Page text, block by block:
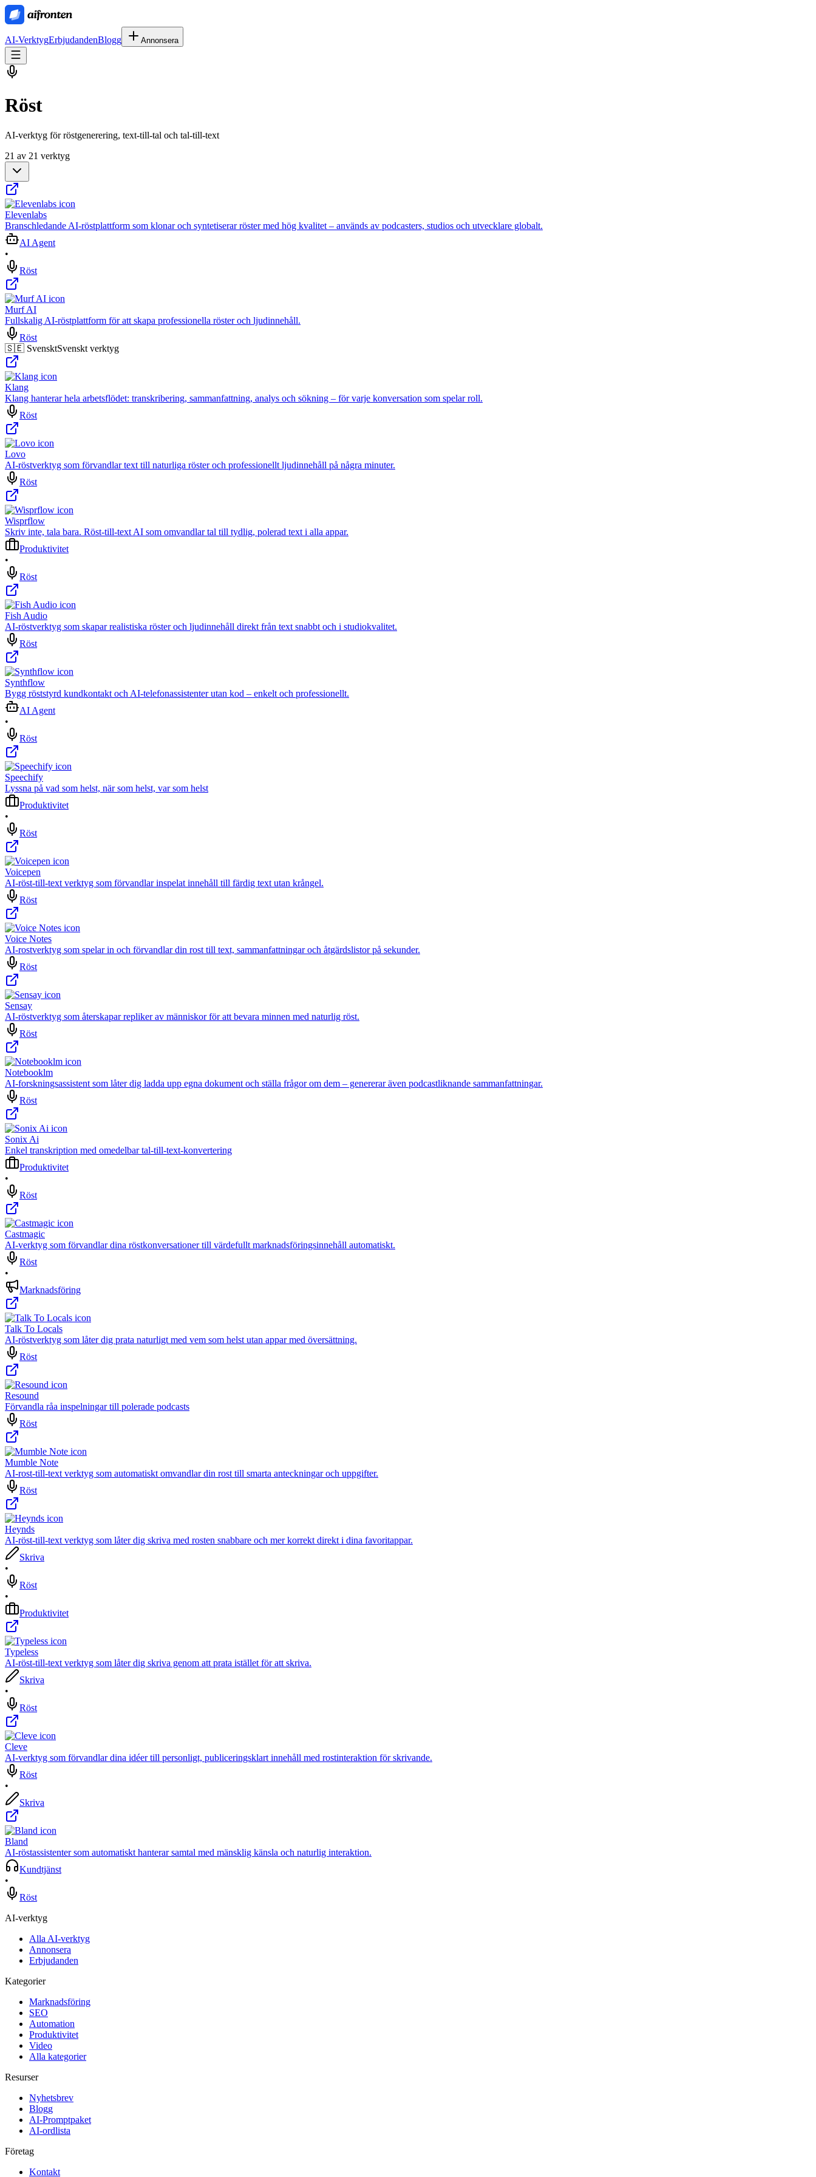
AI-VerktygErbjudandenBlogg Annonsera
Röst
AI-verktyg för röstgenerering, text-till-tal och tal-till-text
21 av 21 verktyg
Elevenlabs
Branschledande AI-röstplattform som klonar och syntetiserar röster med hög kvalitet – används av podcasters, studios och utvecklare globalt.
AI Agent
•
Röst
Murf AI
Fullskalig AI-röstplattform för att skapa professionella röster och ljudinnehåll.
Röst
🇸🇪 SvensktSvenskt verktyg
Klang
Klang hanterar hela arbetsflödet: transkribering, sammanfattning, analys och sökning – för varje konversation som spelar roll.
Röst
Lovo
AI-röstverktyg som förvandlar text till naturliga röster och professionellt ljudinnehåll på några minuter.
Röst
Wisprflow
Skriv inte, tala bara. Röst-till-text AI som omvandlar tal till tydlig, polerad text i alla appar.
Produktivitet
•
Röst
Fish Audio
AI-röstverktyg som skapar realistiska röster och ljudinnehåll direkt från text snabbt och i studiokvalitet.
Röst
Synthflow
Bygg röststyrd kundkontakt och AI-telefonassistenter utan kod – enkelt och professionellt.
AI Agent
•
Röst
Speechify
Lyssna på vad som helst, när som helst, var som helst
Produktivitet
•
Röst
Voicepen
AI-röst-till-text verktyg som förvandlar inspelat innehåll till färdig text utan krångel.
Röst
Voice Notes
AI-rostverktyg som spelar in och förvandlar din rost till text, sammanfattningar och åtgärdslistor på sekunder.
Röst
Sensay
AI-röstverktyg som återskapar repliker av människor för att bevara minnen med naturlig röst.
Röst
Notebooklm
AI-forskningsassistent som låter dig ladda upp egna dokument och ställa frågor om dem – genererar även podcastliknande sammanfattningar.
Röst
Sonix Ai
Enkel transkription med omedelbar tal-till-text-konvertering
Produktivitet
•
Röst
Castmagic
AI-verktyg som förvandlar dina röstkonversationer till värdefullt marknadsföringsinnehåll automatiskt.
Röst
•
Marknadsföring
Talk To Locals
AI-röstverktyg som låter dig prata naturligt med vem som helst utan appar med översättning.
Röst
Resound
Förvandla råa inspelningar till polerade podcasts
Röst
Mumble Note
AI-rost-till-text verktyg som automatiskt omvandlar din rost till smarta anteckningar och uppgifter.
Röst
Heynds
AI-röst-till-text verktyg som låter dig skriva med rosten snabbare och mer korrekt direkt i dina favoritappar.
Skriva
•
Röst
•
Produktivitet
Typeless
AI-röst-till-text verktyg som låter dig skriva genom att prata istället för att skriva.
Skriva
•
Röst
Cleve
AI-verktyg som förvandlar dina idéer till personligt, publiceringsklart innehåll med rostinteraktion för skrivande.
Röst
•
Skriva
Bland
AI-röstassistenter som automatiskt hanterar samtal med mänsklig känsla och naturlig interaktion.
Kundtjänst
•
Röst
AI-verktyg
Alla AI-verktyg
Annonsera
Erbjudanden
Kategorier
Marknadsföring
SEO
Automation
Produktivitet
Video
Alla kategorier
Resurser
Nyhetsbrev
Blogg
AI-Promptpaket
AI-ordlista
Företag
Kontakt